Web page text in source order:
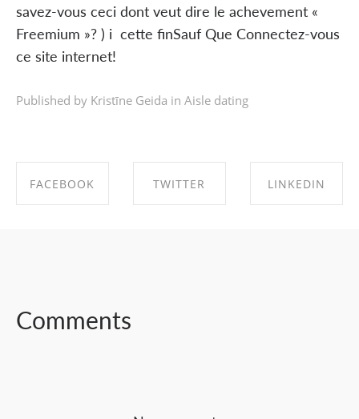
savez-vous ceci dont veut dire le achevement «
Freemium »? ) i cette finSauf Que Connectez-vous
ce site internet!
Published by Kristīne Geida in Aisle dating
FACEBOOK TWITTER LINKEDIN
Comments